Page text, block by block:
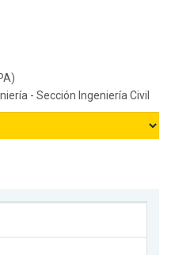
- Sección Ingeniería Civil